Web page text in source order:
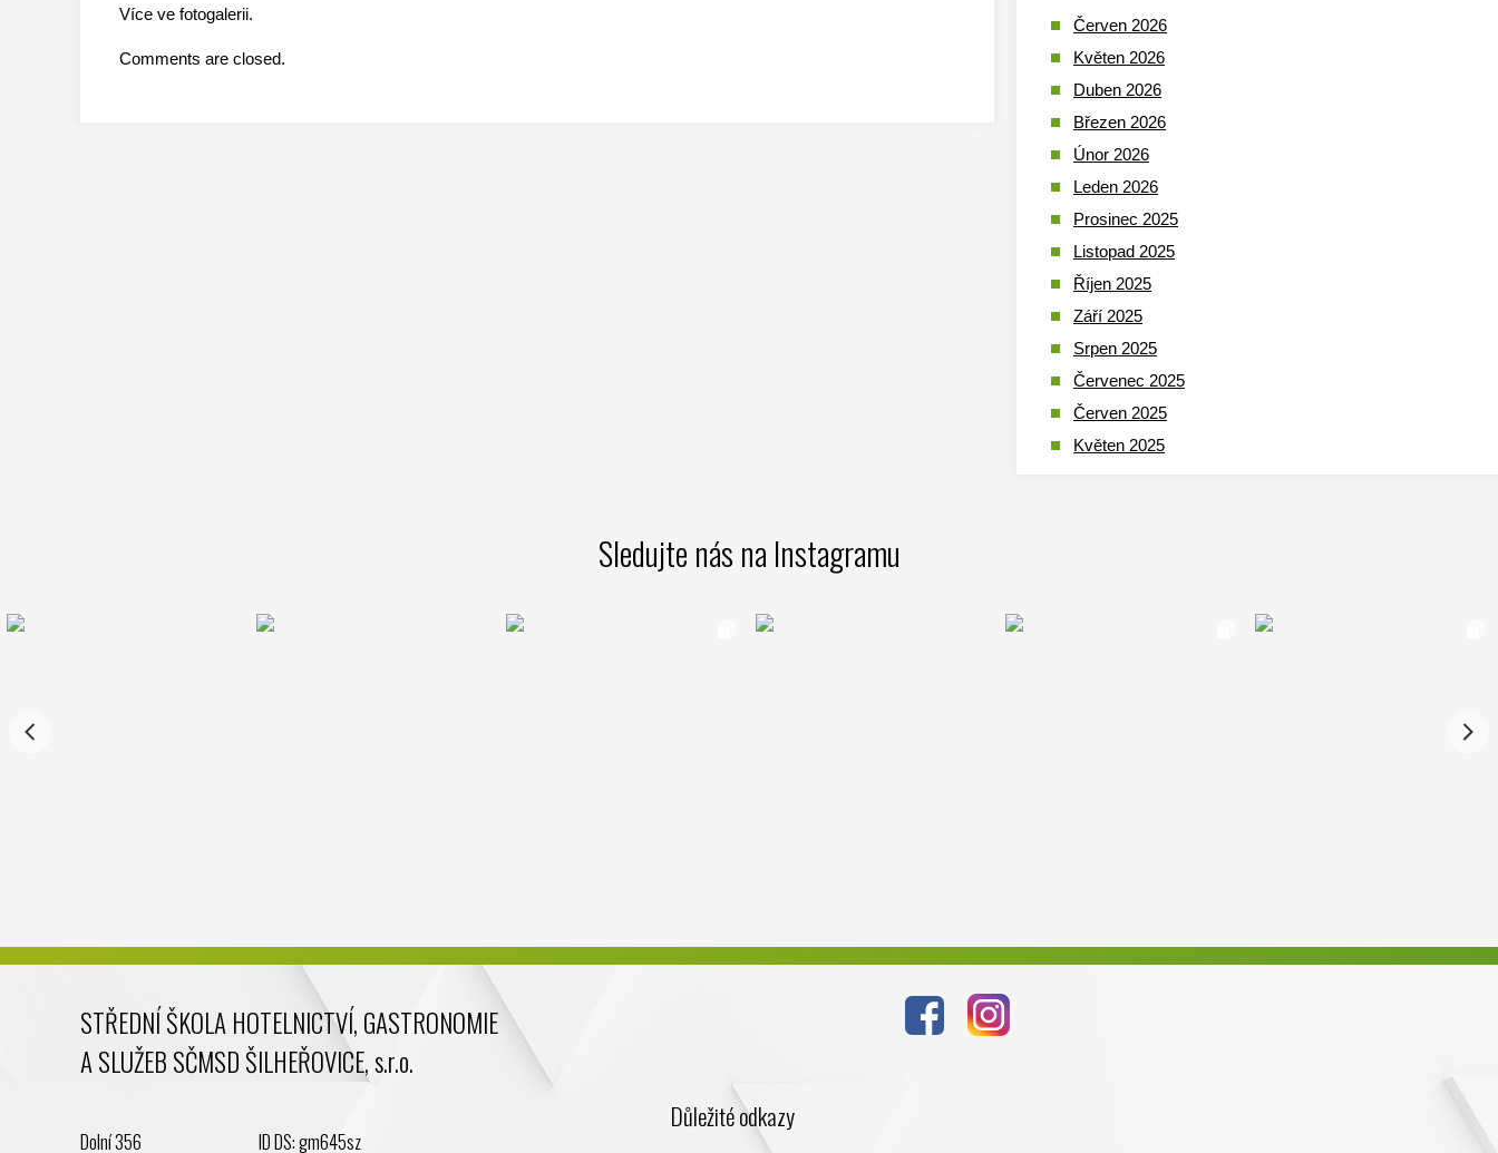
Více ve fotogalerii.
Comments are closed.
Červen 2026
Květen 2026
Duben 2026
Březen 2026
Únor 2026
Leden 2026
Prosinec 2025
Listopad 2025
Říjen 2025
Září 2025
Srpen 2025
Červenec 2025
Červen 2025
Květen 2025
Prosinec 2023
Sledujte nás na Instagramu
STŘEDNÍ ŠKOLA HOTELNICTVÍ, GASTRONOMIE
A SLUŽEB SČMSD ŠILHEŘOVICE, s.r.o.
Dolní 356 ID DS: gm645sz
Důležité odkazy